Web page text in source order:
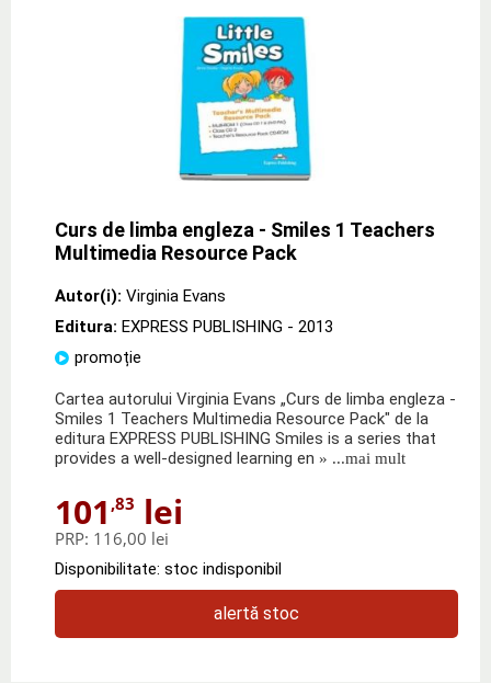
Curs de limba engleza - Smiles 1 Teachers
Multimedia Resource Pack
Autor(i): Virginia Evans
Editura: EXPRESS PUBLISHING - 2013
promoție
Cartea autorului Virginia Evans „Curs de limba engleza -
Smiles 1 Teachers Multimedia Resource Pack" de la
editura EXPRESS PUBLISHING Smiles is a series that
provides a well-designed learning en » ...mai mult
101 ,83 lei
PRP: 116,00 lei
Disponibilitate: stoc indisponibil
alertă stoc